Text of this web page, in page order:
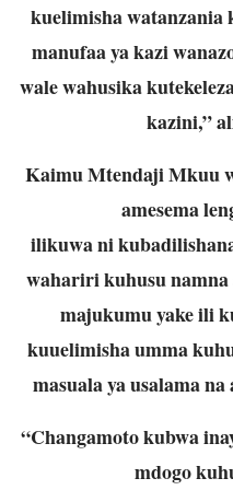
kuelimisha watanzania
manufaa ya kazi
wale wahusika
kazini,”
Kaimu Mtendaji Mkuu
amesema
ilikuwa ni
wahariri kuhusu namna
majukumu yake ili
kuuelimisha umma
masuala ya usalama
“Changamoto kubwa
mdogo